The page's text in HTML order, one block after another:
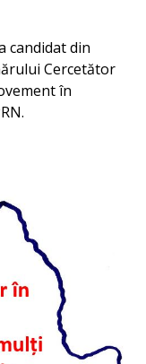
candidat din
Cercetător
în